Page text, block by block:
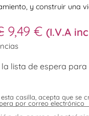
y construir una
9,49 € (I.V.A
la lista de espera
casilla, acepta que se
por correo electrónico